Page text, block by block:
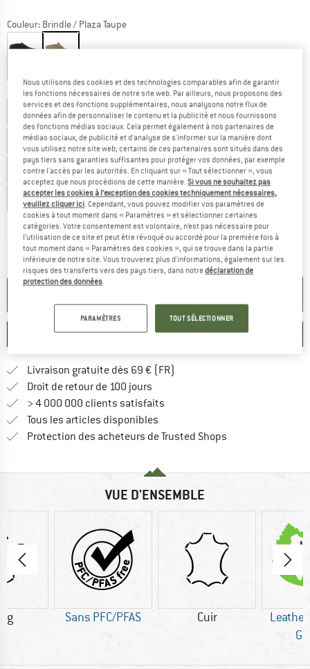
Couleur: Brindle / Plaza Taupe
Sélectionner taille:
EU39,5 EU40 EU40,5 EU41 EU42
EU42,5 EU43 EU44 EU44,5
EU45 EU46 EU47 EU47,5
EU48
Guide des tailles
Délai de livraison: 3-5 jours ouvrablesLe lien s'ouvre dans une boîte
Quantité:
ENREGISTRER COMPARER
Livraison gratuite dès 69 € (FR)
Droit de retour de 100 jours
> 4 000 000 clients satisfaits
Tous les articles disponibles
Protection des acheteurs de Trusted Shops
VUE D'ENSEMBLE
g Sans PFC/PFAS Cuir
Nous utilisons des cookies et des technologies comparables afin de garantir
les fonctions nécessaires de notre site web. Par ailleurs, nous proposons des
services et des fonctions supplémentaires, nous analysons notre flux de
données afin de personnaliser le contenu et la publicité et nous fournissons
des fonctions médias sociaux. Cela permet également à nos partenaires de
médias sociaux, de publicité et d'analyse de s'informer sur la manière dont
vous utilisez notre site web; certains de ces partenaires sont situés dans des
pays tiers sans garanties suffisantes pour protéger vos données, par exemple
contre l'accès par les autorités. En cliquant sur « Tout sélectionner », vous
acceptez que nous procédions de cette manière.Si vous ne souhaitez pas
accepter les cookies à l’exception des cookies techniquement nécessaires,
veuillez cliquer ici. Cependant, vous pouvez modifier vos paramètres de
cookies à tout moment dans « Paramètres » et sélectionner certaines
catégories. Votre consentement est volontaire, n’est pas nécessaire pour
l’utilisation de ce site et peut être révoqué ou accordé pour la première fois à
tout moment dans « Paramètres des cookies », qui se trouve dans la partie
inférieure de notre site. Vous trouverez plus d'informations, également sur les
risques des transferts vers des pays tiers, dans notredéclaration de
protection des données.
PARAMÈTRES TOUT SÉLECTIONNER